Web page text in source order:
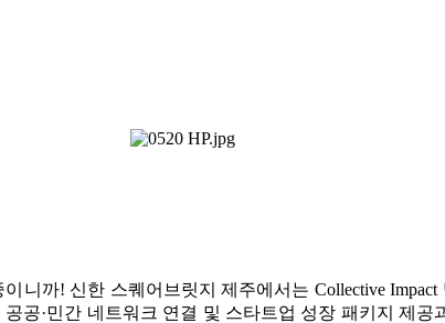
니까! 신한 스퀘어브릿지 제주에서는 Collective
공·민간 네트워크 연결 및 스타트업 성장 패키지 제